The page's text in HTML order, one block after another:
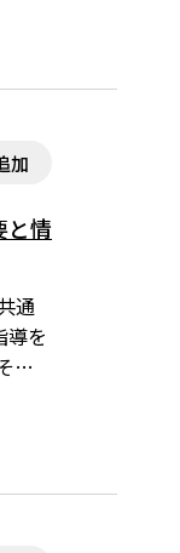
加
と情
通
導を
こ